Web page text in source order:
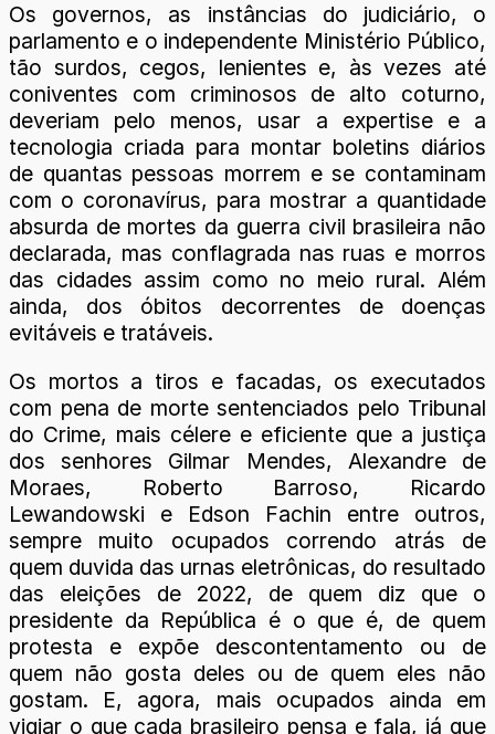
Os governos, as instâncias do judiciário, o
parlamento e o independente Ministério Público,
tão surdos, cegos, lenientes e, às vezes até
coniventes com criminosos de alto coturno,
deveriam pelo menos, usar a expertise e a
tecnologia criada para montar boletins diários
de quantas pessoas morrem e se contaminam
com o coronavírus, para mostrar a quantidade
absurda de mortes da guerra civil brasileira não
declarada, mas conflagrada nas ruas e morros
das cidades assim como no meio rural. Além
ainda, dos óbitos decorrentes de doenças
evitáveis e tratáveis.
Os mortos a tiros e facadas, os executados
com pena de morte sentenciados pelo Tribunal
do Crime, mais célere e eficiente que a justiça
dos senhores Gilmar Mendes, Alexandre de
Moraes, Roberto Barroso, Ricardo
Lewandowski e Edson Fachin entre outros,
sempre muito ocupados correndo atrás de
quem duvida das urnas eletrônicas, do resultado
das eleições de 2022, de quem diz que o
presidente da República é o que é, de quem
protesta e expõe descontentamento ou de
quem não gosta deles ou de quem eles não
gostam. E, agora, mais ocupados ainda em
vigiar o que cada brasileiro pensa e fala, já que